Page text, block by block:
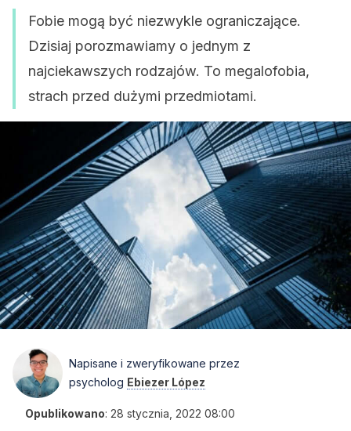
Fobie mogą być niezwykle ograniczające.
Dzisiaj porozmawiamy o jednym z
najciekawszych rodzajów. To megalofobia,
strach przed dużymi przedmiotami.
Napisane i zweryfikowane przez
psycholog Ebiezer López
Opublikowano: 28 stycznia, 2022 08:00